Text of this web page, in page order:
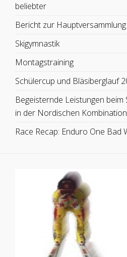
beliebter
Bericht zur
Skigymnastik
Montagstraining
Schülercup und Bläsiberglauf
Begeisternde Leistungen
in der Nordischen Kombination
Race Recap: Enduro One Bad